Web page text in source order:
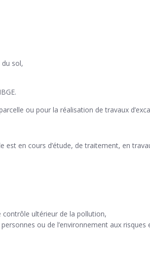
du sol,
ou pour la réalisation de travaux
en cours d’étude, de traitement, en
ultérieur de la pollution,
ou de l’environnement aux